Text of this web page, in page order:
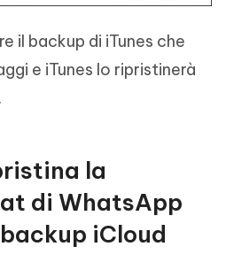
il backup di iTunes che
e iTunes lo ripristinerà
la
di WhatsApp
iCloud